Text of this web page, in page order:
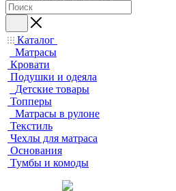
Каталог
Матрасы
Кровати
Подушки и одеяла
Детские товары
Топперы
Матрасы в рулоне
Текстиль
Чехлы для матраса
Основания
Тумбы и комоды